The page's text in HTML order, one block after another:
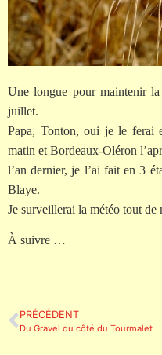
Une longue pour maintenir
juillet.
Papa, Tonton, oui je le ferai
matin et Bordeaux-Oléron
l’an dernier, je l’ai fait en 3
Blaye.
Je surveillerai la météo tout
À suivre …
PRÉCÉDENT
Du Gravel du côté du Tourmalet